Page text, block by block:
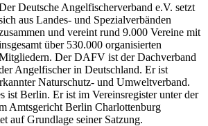
Deutsche Angelfischerverband e.V. setzt
aus Landes- und Spezialverbänden
und vereint rund 9.000 Vereine mit
über 530.000 organisierten
Der DAFV ist der Dachverband
Angelfischer in Deutschland. Er ist
Naturschutz- und Umweltverband.
ist Berlin. Er ist im Vereinsregister unter der
Amtsgericht Berlin Charlottenburg
auf Grundlage seiner Satzung.